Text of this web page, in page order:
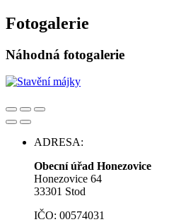
Fotogalerie
Náhodná fotogalerie
ADRESA:
Obecní úřad Honezovice
Honezovice 64
33301 Stod
IČO: 00574031